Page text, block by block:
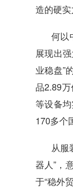
造的硬
何以
展现出
业稳盘”
品2.89
等设备
170多个
从服
器人”，
于“稳外